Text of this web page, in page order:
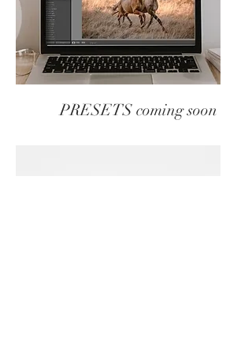
PRESETS coming soon